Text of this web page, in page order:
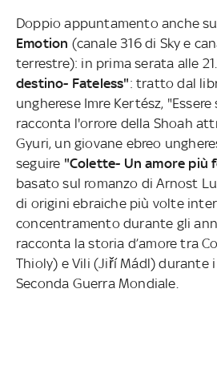
Doppio appuntamento anche su
Emotion (canale 316 di Sky e
terrestre): in prima serata alle
destino- Fateless": tratto dal
ungherese Imre Kertész,
racconta l'orrore della Shoah
Gyuri, un giovane ebreo
seguire "Colette- Un amore
basato sul romanzo di Arnost
di origini ebraiche più volte
concentramento durante gli
racconta la storia d’amore tra
Thioly) e Vili (Jiří Mádl) durante
Seconda Guerra Mondiale.